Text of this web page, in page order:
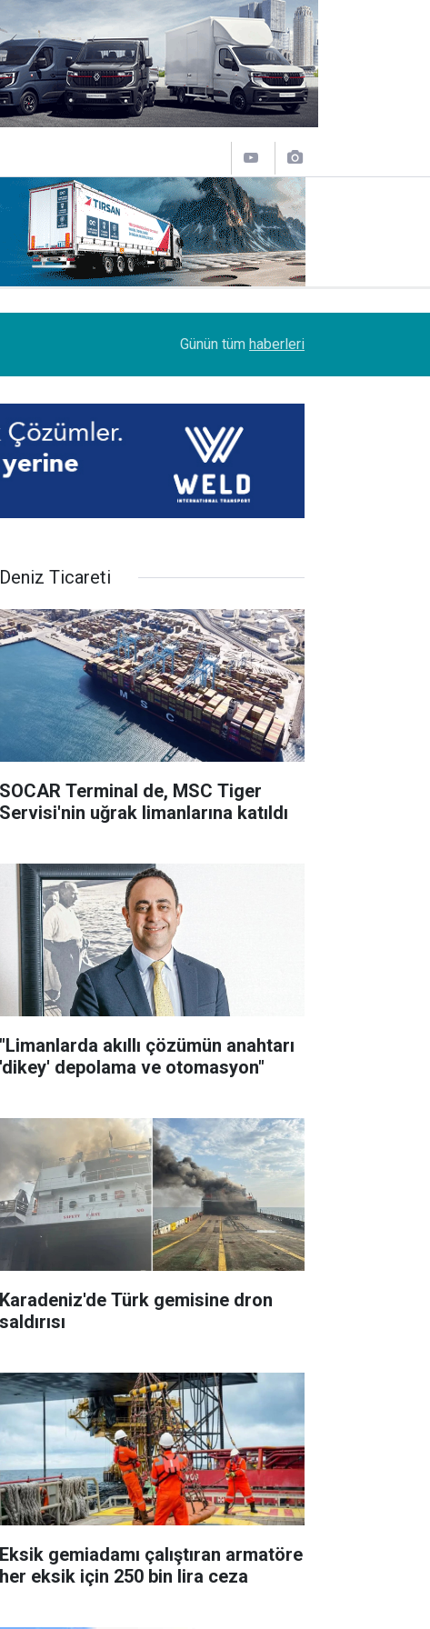
SOCAR Terminal de, MSC Tiger Servisi'nin
Günün tüm haberleri
Deniz Ticareti
SOCAR Terminal de, MSC Tiger
Servisi'nin uğrak limanlarına katıldı
"Limanlarda akıllı çözümün anahtarı
'dikey' depolama ve otomasyon"
Karadeniz'de Türk gemisine dron
saldırısı
Eksik gemiadamı çalıştıran armatöre
her eksik için 250 bin lira ceza